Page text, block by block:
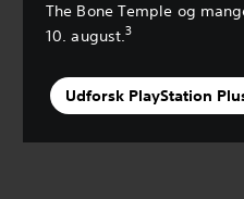
The Bone Temple og
10. august.3
Udforsk PlayStation